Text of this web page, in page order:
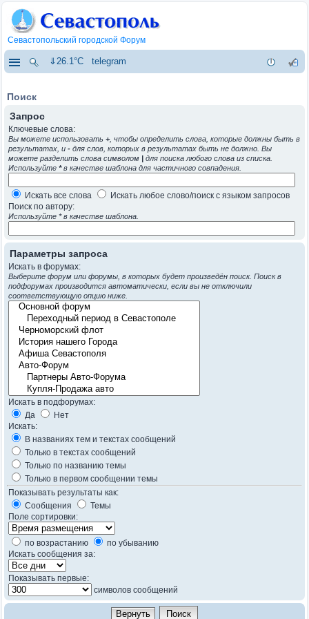
Севастопольский городской Форум
⇓26.1°C telegram
Поиск
Запрос
Ключевые слова:
Вы можете использовать +, чтобы определить слова, которые должны быть в
результатах, и - для слов, которых в результатах быть не должно. Вы
можете разделить слова символом | для поиска любого слова из списка.
Используйте *в качестве шаблона для частичного совпадения.
Искать все слова
Искать любое слово/поиск с языком запросов
Поиск по автору:
Используйте * в качестве шаблона.
Параметры запроса
Искать в форумах:
Выберите форум или форумы, в которых будет произведён поиск. Поиск в
подфорумах производится автоматически, если вы не отключили
соответствующую опцию ниже.
Искать в подфорумах:
Да
Нет
Искать:
В названиях тем и текстах сообщений
Только в текстах сообщений
Только по названию темы
Только в первом сообщении темы
Показывать результаты как:
Сообщения
Темы
Поле сортировки:
по возрастанию
по убыванию
Искать сообщения за:
Показывать первые:
символов сообщений